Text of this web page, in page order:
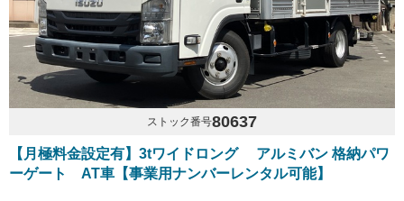
ストック番号80637
【月極料金設定有】3tワイドロング アルミバン 格納パワ
ーゲート AT車【事業用ナンバーレンタル可能】